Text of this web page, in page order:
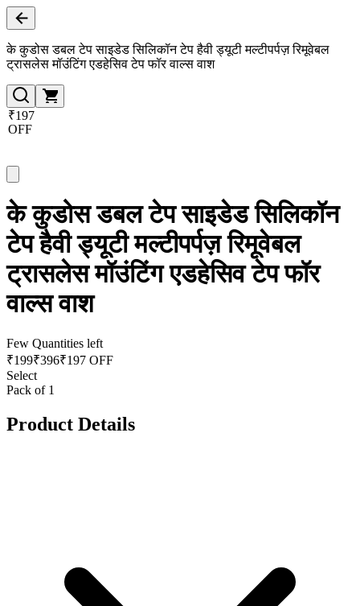
के कुडोस डबल टेप साइडेड सिलिकॉन टेप हैवी ड्यूटी मल्टीपर्पज़ रिमूवेबल
ट्रासलेस मॉउंटिंग एडहेसिव टेप फॉर वाल्स वाश
₹197
OFF
के कुडोस डबल टेप साइडेड सिलिकॉन
टेप हैवी ड्यूटी मल्टीपर्पज़ रिमूवेबल
ट्रासलेस मॉउंटिंग एडहेसिव टेप फॉर
वाल्स वाश
Few Quantities left
₹199₹396₹197 OFF
Select
Pack of 1
Product Details